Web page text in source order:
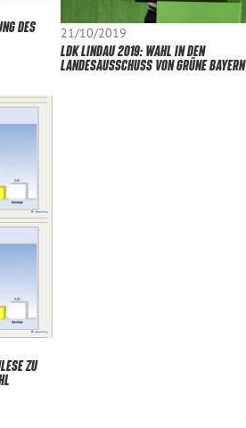
DES
21/10/2019
LDK LINDAU 2019: WAHL IN DEN
LANDESAUSSCHUSS VON GRÜNE BAYERN
ZU